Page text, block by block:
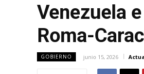
Venezuela
Roma-
GOBIERNO junio 15, 2026